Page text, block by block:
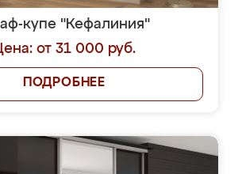
купе "Кефалиния"
от 31 000 руб.
ПОДРОБНЕЕ